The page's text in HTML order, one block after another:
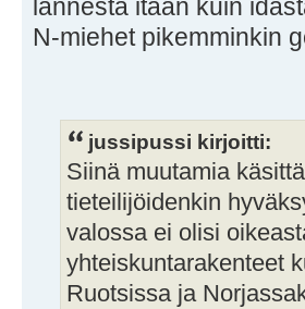
lännestä itään kuin
N-miehet pikemminkin
jussipussi kirjoitti:
Siinä muutamia
tieteilijöidenkin
valossa ei olisi
yhteiskuntarakenteet
Ruotsissa ja